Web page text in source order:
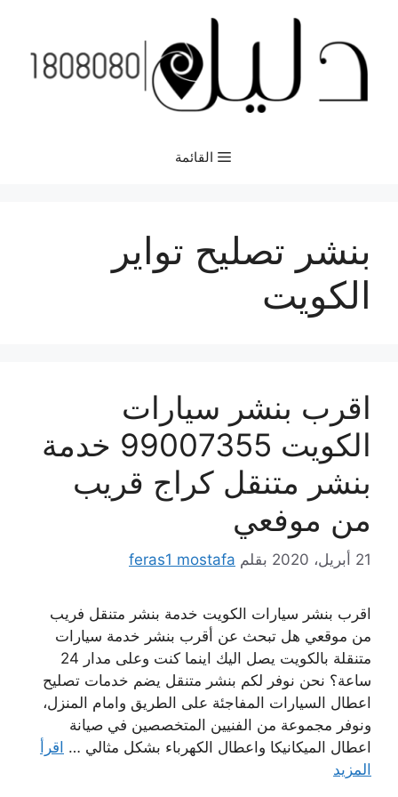
المحتوى
القائمة
بنشر تصليح تواير
الكويت
اقرب بنشر سيارات
الكويت 99007355 خدمة
بنشر متنقل كراج قريب
من موفعي
21 أبريل، 2020 بقلم feras1 mostafa
اقرب بنشر سيارات الكويت خدمة بنشر متنقل فريب
من موقعي هل تبحث عن أقرب بنشر خدمة سيارات
متنقلة بالكويت يصل اليك اينما كنت وعلى مدار 24
ساعة؟ نحن نوفر لكم بنشر متنقل يضم خدمات تصليح
اعطال السيارات المفاجئة على الطريق وامام المنزل،
ونوفر مجموعة من الفنيين المتخصصين في صيانة
اعطال الميكانيكا واعطال الكهرباء بشكل مثالي … اقرأ
المزيد